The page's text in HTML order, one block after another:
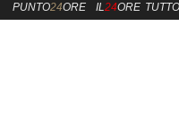
PUNTO24ORE IL24ORE